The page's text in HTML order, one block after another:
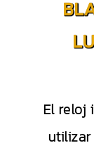
El reloj
utilizar